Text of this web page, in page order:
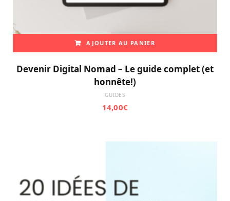
AJOUTER AU PANIER
Devenir Digital Nomad – Le guide complet (et
honnête!)
GUIDES
14,00€